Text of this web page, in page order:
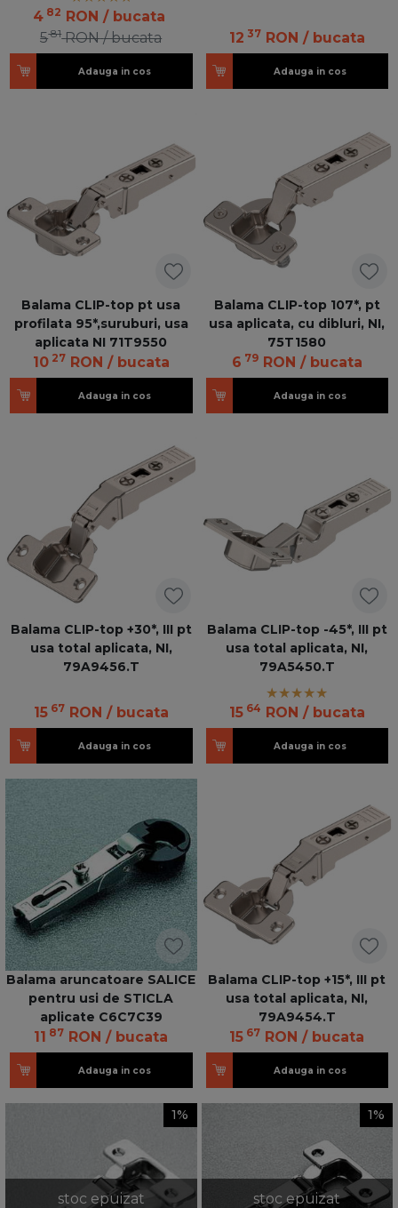
4 82 RON / bucata
581 RON / bucata
Adauga in cos
12 37 RON / bucata
Adauga in cos
Balama CLIP-top pt usa
profilata 95*,suruburi, usa
aplicata NI 71T9550
1027 RON / bucata
Adauga in cos
Balama CLIP-top 107*, pt
usa aplicata, cu dibluri, NI,
75T1580
6 79 RON / bucata
Adauga in cos
Balama CLIP-top +30*, III pt
usa total aplicata, NI,
79A9456.T
15 67 RON / bucata
Adauga in cos
Balama CLIP-top -45*, III pt
usa total aplicata, NI,
79A5450.T
15 64 RON / bucata
Adauga in cos
Balama aruncatoare SALICE
pentru usi de STICLA
aplicate C6C7C39
11 87 RON / bucata
Adauga in cos
Balama CLIP-top +15*, III pt
usa total aplicata, NI,
79A9454.T
15 67 RON / bucata
Adauga in cos
stoc epuizat
1%
stoc epuizat
1%